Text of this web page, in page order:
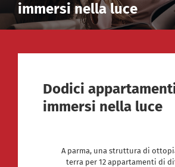
immersi nella luce
Dodici
immersi nella luce
A parma, una struttura di
terra per 12 appartamenti di